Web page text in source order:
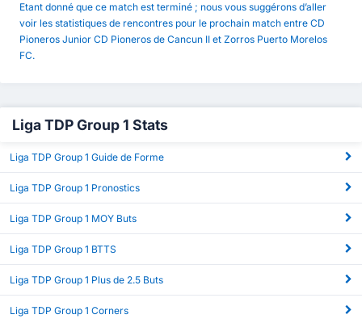
Etant donné que ce match est terminé ; nous vous suggérons d’aller
voir les statistiques de rencontres pour le prochain match entre CD
Pioneros Junior CD Pioneros de Cancun II et Zorros Puerto Morelos
FC.
Liga TDP Group 1 Stats
Liga TDP Group 1 Guide de Forme
Liga TDP Group 1 Pronostics
Liga TDP Group 1 MOY Buts
Liga TDP Group 1 BTTS
Liga TDP Group 1 Plus de 2.5 Buts
Liga TDP Group 1 Corners